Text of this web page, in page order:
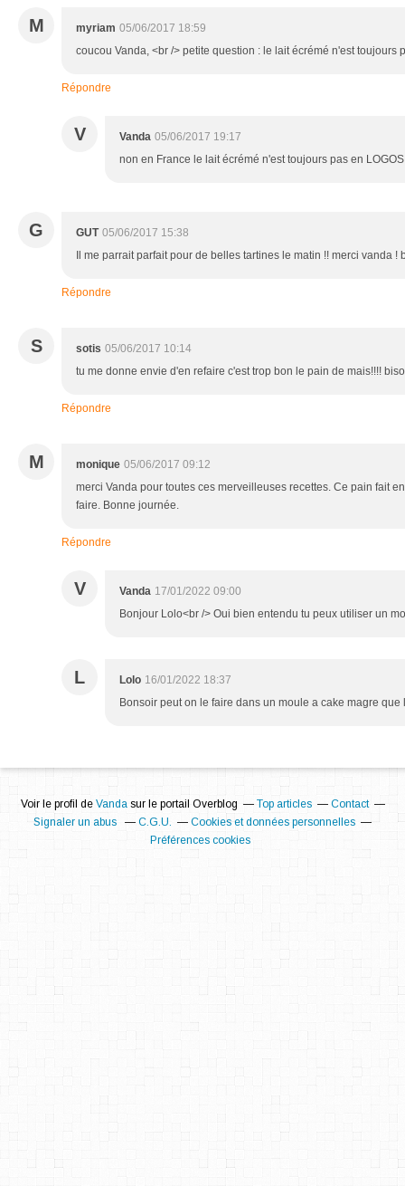
M myriam 05/06/2017 18:59
coucou Vanda, <br /> petite question : le lait écrémé n'est toujours
Répondre
V Vanda 05/06/2017 19:17
non en France le lait écrémé n'est toujours pas en
G GUT 05/06/2017 15:38
Il me parrait parfait pour de belles tartines le matin !! merci vanda !
Répondre
S sotis 05/06/2017 10:14
tu me donne envie d'en refaire c'est trop bon le pain de mais!!!!
Répondre
M monique 05/06/2017 09:12
merci Vanda pour toutes ces merveilleuses recettes. Ce pain fait
faire. Bonne journée.
Répondre
V Vanda 17/01/2022 09:00
Bonjour Lolo<br /> Oui bien entendu tu peux utiliser un
L Lolo 16/01/2022 18:37
Bonsoir peut on le faire dans un moule a cake magre que
Voir le profil de Vanda sur le portail Overblog Top articles
Contact
Signaler un abus
C.G.U.
Cookies et données personnelles
Préférences cookies